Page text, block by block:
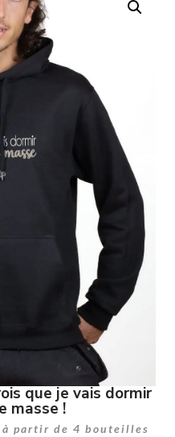
que je vais dormir
masse !
à partir de 4 bouteilles